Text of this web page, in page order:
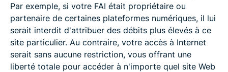
Par exemple, si votre FAI était propriétaire ou
partenaire de certaines plateformes numériques, il lui
serait interdit d'attribuer des débits plus élevés à ce
site particulier. Au contraire, votre accès à Internet
serait sans aucune restriction, vous offrant une
liberté totale pour accéder à n'importe quel site Web